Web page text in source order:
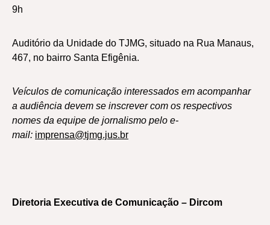
9h
Auditório da Unidade do TJMG, situado na Rua Manaus,
467, no bairro Santa Efigênia.
Veículos de comunicação interessados em acompanhar
a audiência devem se inscrever com os respectivos
nomes da equipe de jornalismo pelo e-
mail: imprensa@tjmg.jus.br
Diretoria Executiva de Comunicação – Dircom